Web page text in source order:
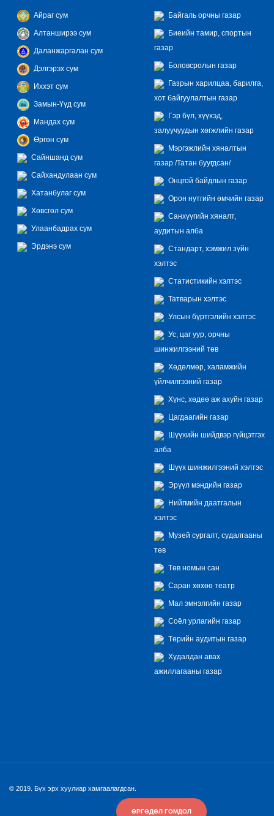
ӨРГӨДӨЛ ГОМДОЛ
Айраг сум
Алтанширээ сум
Даланжаргалан сум
Дэлгэрэх сум
Иххэт сум
Замын-Үүд сум
Мандах сум
Өргөн сум
Сайншанд сум
Сайхандулаан сум
Хатанбулаг сум
Хөвсгөл сум
Улаанбадрах сум
Эрдэнэ сум
Байгаль орчны газар
Биеийн тамир, спортын
газар
Боловсролын газар
Газрын харилцаа, барилга,
хот байгуулалтын газар
Гэр бүл, хүүхэд,
залуучуудын хөгжлийн газар
Мэргэжлийн хяналтын
газар /Татан буугдсан/
Онцгой байдлын газар
Орон нутгийн өмчийн газар
Санхүүгийн хяналт,
аудитын алба
Стандарт, хэмжил зүйн
хэлтэс
Статистикийн хэлтэс
Татварын хэлтэс
Улсын бүртгэлийн хэлтэс
Ус, цаг уур, орчны
шинжилгээний төв
Хөдөлмөр, халамжийн
үйлчилгээний газар
Хүнс, хөдөө аж ахуйн газар
Цагдаагийн газар
Шүүхийн шийдвэр гүйцэтгэх
алба
Шүүх шинжилгээний хэлтэс
Эрүүл мэндийн газар
Нийгмийн даатгалын
хэлтэс
Музей сургалт, судалгааны
төв
Төв номын сан
Саран хөхөө театр
Мал эмнэлгийн газар
Соёл урлагийн газар
Төрийн аудитын газар
Худалдан авах
ажиллагааны газар
© 2019. Бүх эрх хуулиар хамгаалагдсан.